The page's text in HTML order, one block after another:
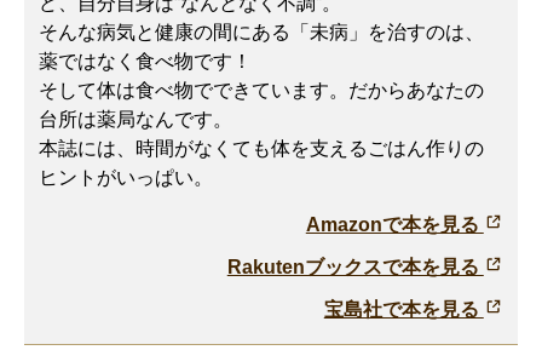
そんな病気と健康の間にある「未病」を治すのは、
薬ではなく食べ物です！
そして体は食べ物でできています。だからあなたの
台所は薬局なんです。
本誌には、時間がなくても体を支えるごはん作りの
ヒントがいっぱい。
Amazonで本を見る
Rakutenブックスで本を見る
宝島社で本を見る